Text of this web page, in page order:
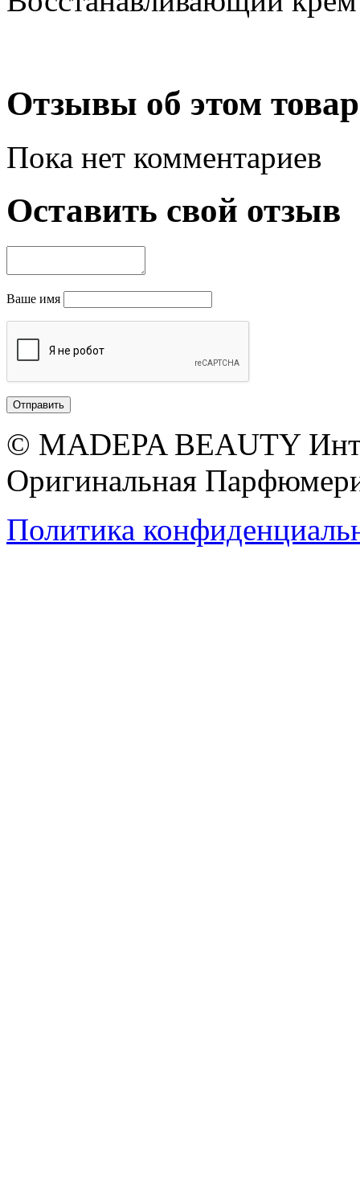
Отзывы об этом
Пока нет комментариев
Оставить свой отзыв
Ваше имя
© MADEPA BEAUTY
Оригинальная
Политика